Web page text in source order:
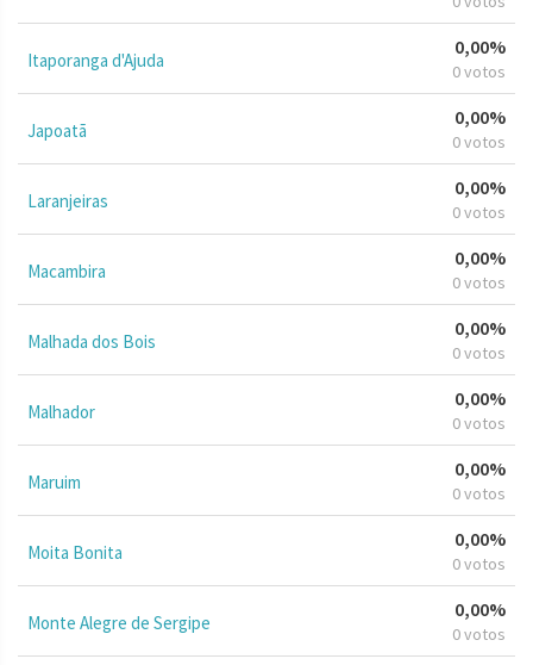
Itaporanga d'Ajuda
0,00%
0 votos
Japoatã
0,00%
0 votos
Laranjeiras
0,00%
0 votos
Macambira
0,00%
0 votos
Malhada dos Bois
0,00%
0 votos
Malhador
0,00%
0 votos
Maruim
0,00%
0 votos
Moita Bonita
0,00%
0 votos
Monte Alegre de Sergipe
0,00%
0 votos